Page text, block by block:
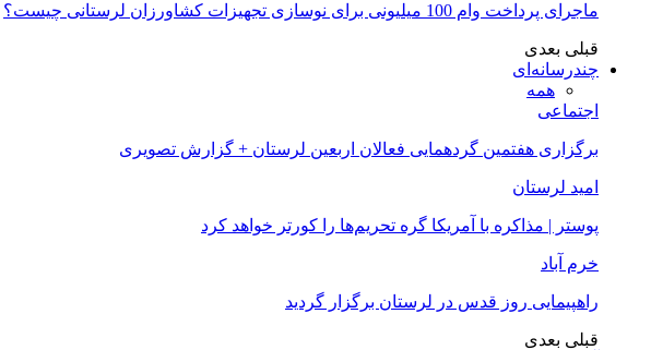
ماجرای پرداخت وام 100 میلیونی برای نوسازی تجهیزات کشاورزان لرستانی چیست؟
قبلی بعدی
چندرسانه‌ای
همه
اجتماعی
برگزاری هفتمین گردهمایی فعالان اربعین لرستان + گزارش تصویری
امید لرستان
پوستر | مذاکره با آمریکا گره تحریم‌ها را کورتر خواهد کرد
خرم آباد
راهپیمایی روز قدس در لرستان برگزار گردید
قبلی بعدی